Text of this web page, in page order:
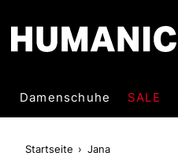
Damenschuhe SALE
Startseite Jana